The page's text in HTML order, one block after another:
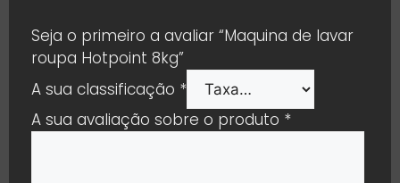
Seja o primeiro a avaliar “Maquina de lavar
roupa Hotpoint 8kg”
A sua classificação *
A sua avaliação sobre o produto *